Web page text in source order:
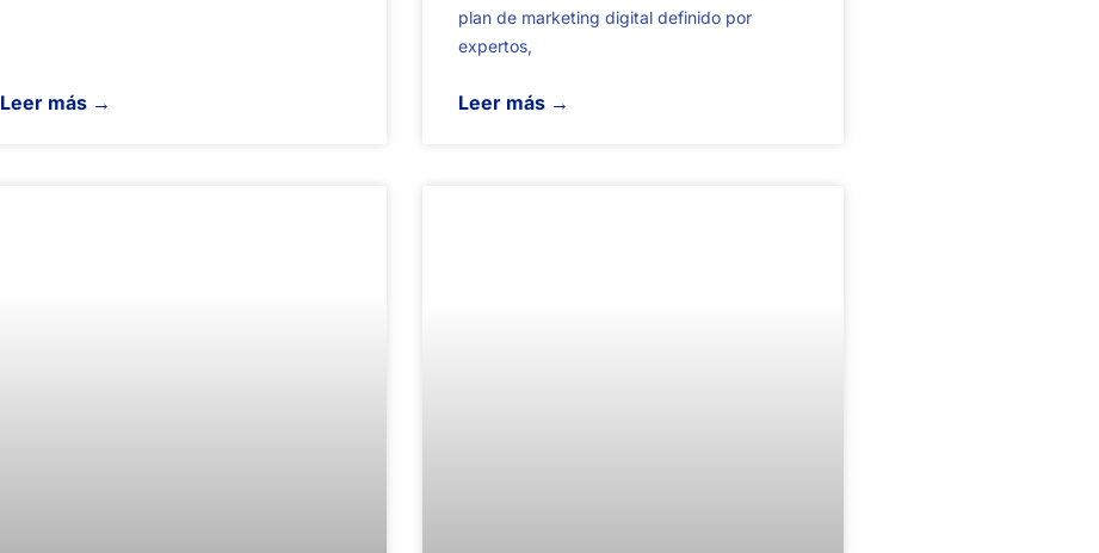
Leer más →
plan de marketing digital definido por
expertos,
Leer más →